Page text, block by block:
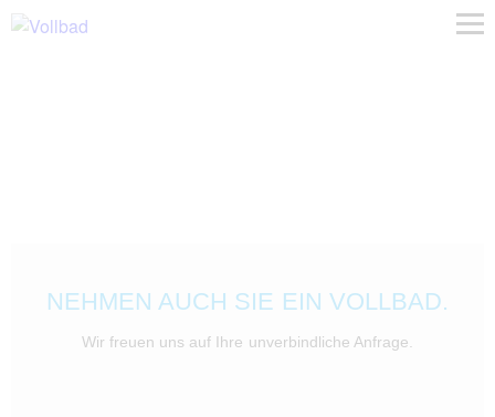
NEHMEN AUCH SIE EIN VOLLBAD.
Wir freuen uns auf Ihre unverbindliche Anfrage.